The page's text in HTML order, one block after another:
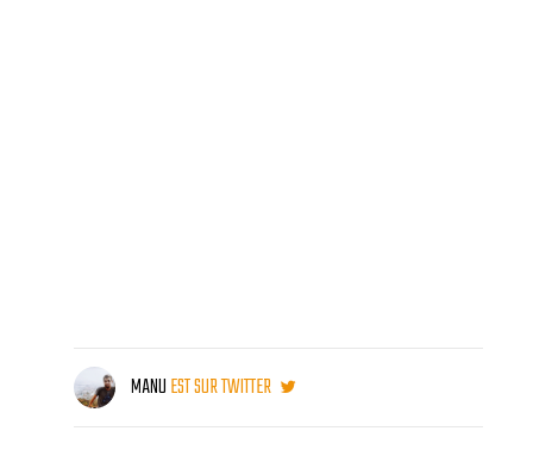
MANUEST SUR TWITTER